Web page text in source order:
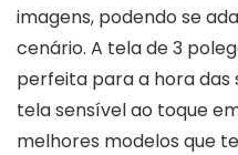
imagens, podendo se
cenário. A tela de 3
perfeita para a hora das
tela sensível ao toque
melhores modelos que